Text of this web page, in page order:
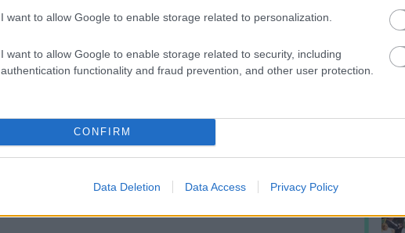
I want to allow Google to enable storage related to personalization.
I want to allow Google to enable storage related to security, including
authentication functionality and fraud prevention, and other user protection.
CONFIRM
Data Deletion Data Access Privacy Policy